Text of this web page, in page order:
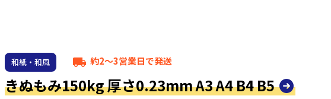
和紙・和風 local_shipping 約2～3営業日で発送
きぬもみ150kg 厚さ0.23mm A3 A4 B4 B5